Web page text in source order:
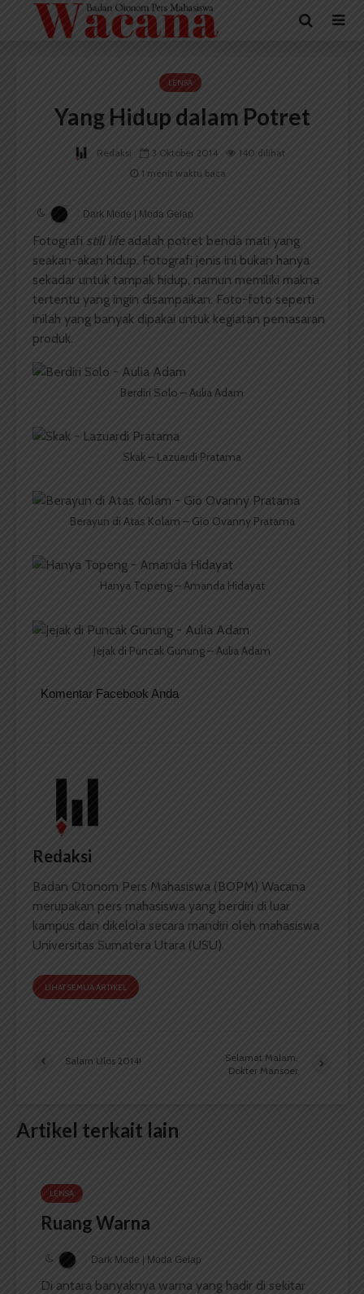
LENSA
Yang Hidup dalam Potret
Redaksi 3 Oktober 2014
140 dilihat
1 menit waktu baca
Dark Mode | Moda Gelap
Fotografi still lifeadalah potret benda mati yang
seakan-akan hidup. Fotografi jenis ini bukan hanya
sekadar untuk tampak hidup, namun memiliki makna
tertentu yang ingin disampaikan. Foto-foto seperti
inilah yang banyak dipakai untuk kegiatan pemasaran
produk.
Berdiri Solo – Aulia Adam
Skak – Lazuardi Pratama
Berayun di Atas Kolam – Gio Ovanny Pratama
Hanya Topeng – Amanda Hidayat
Jejak di Puncak Gunung – Aulia Adam
Komentar Facebook Anda
Redaksi
Badan Otonom Pers Mahasiswa (BOPM) Wacana
merupakan pers mahasiswa yang berdiri di luar
kampus dan dikelola secara mandiri oleh mahasiswa
Universitas Sumatera Utara (USU).
LIHAT SEMUA ARTIKEL
Salam Ulos 2014!
Selamat Malam,
Dokter Mansoer
Artikel terkait lain
LENSA
Ruang Warna
Dark Mode | Moda Gelap
Di antara banyaknya warna yang hadir di sekitar